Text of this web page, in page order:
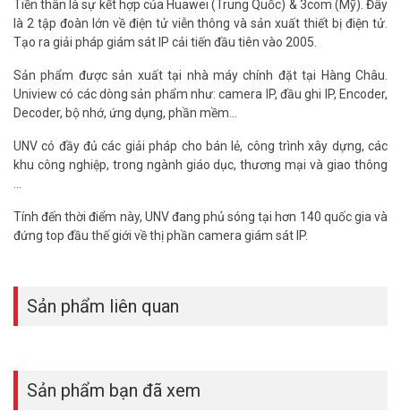
Tiền thân là sự kết hợp của Huawei (Trung Quốc) & 3com (Mỹ). Đây
là 2 tập đoàn lớn về điện tử viễn thông và sản xuất thiết bị điện tử.
Tạo ra giải pháp giám sát IP cải tiến đầu tiên vào 2005.
Sản phẩm được sản xuất tại nhà máy chính đặt tại Hàng Châu.
Uniview có các dòng sản phẩm như: camera IP, đầu ghi IP, Encoder,
Decoder, bộ nhớ, ứng dụng, phần mềm...
UNV có đầy đủ các giải pháp cho bán lẻ, công trình xây dựng, các
khu công nghiệp, trong ngành giáo dục, thương mại và giao thông
Tính đến thời điểm này, UNV đang phủ sóng tại hơn 140 quốc gia và
đứng top đầu thế giới về thị phần camera giám sát IP.
Sản phẩm liên quan
Sản phẩm bạn đã xem